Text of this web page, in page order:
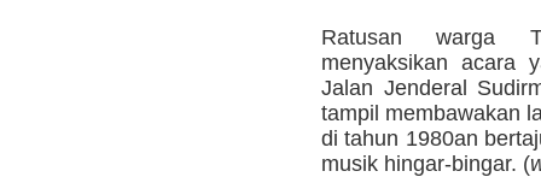
Ratusan warga
menyaksikan acara
Jalan Jenderal
tampil membawakan
di tahun 1980an
musik hingar-bingar. (